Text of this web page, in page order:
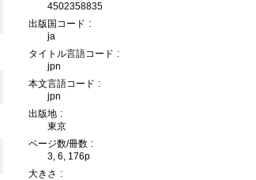
4502358835
出版国コード
ja
タイトル言語コード
jpn
本文言語コード
jpn
出版地
東京
ページ数/冊数
3, 6, 176p
大きさ